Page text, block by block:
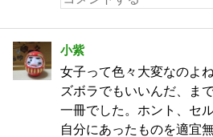
小紫
女子って色々大変なのよ
ズボラでもいいんだ、ま
一冊でした。ホント、セ
自分にあったものを適宜